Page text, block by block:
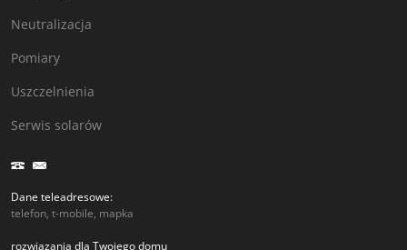
Neutralizacja
Pomiary
Uszczelnienia
Serwis solarów
Dane teleadresowe:
telefon, t-mobile, mapka
rozwiązania dla Twojego domu